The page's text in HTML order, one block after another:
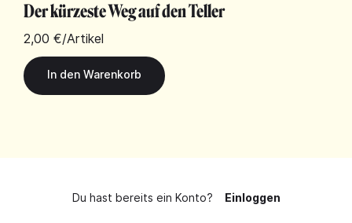
Der kürzeste Weg auf den Teller
2,00 €/Artikel
Du hast bereits ein Konto? Einloggen